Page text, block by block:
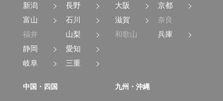
新潟
長野
富山
石川
福井
山梨
静岡
愛知
岐阜
三重
大阪
京都
滋賀
奈良
和歌山
兵庫
中国・四国 九州・沖縄